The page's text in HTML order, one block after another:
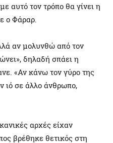
αυτό τον τρόπο θα γίνει η
ο Φάραρ.
αν μολυνθώ από τον
δηλαδή σπάει η
«Αν κάνω τον γύρο της
ιό σε άλλο άνθρωπο,
αρχές είχαν
βρέθηκε θετικός στη